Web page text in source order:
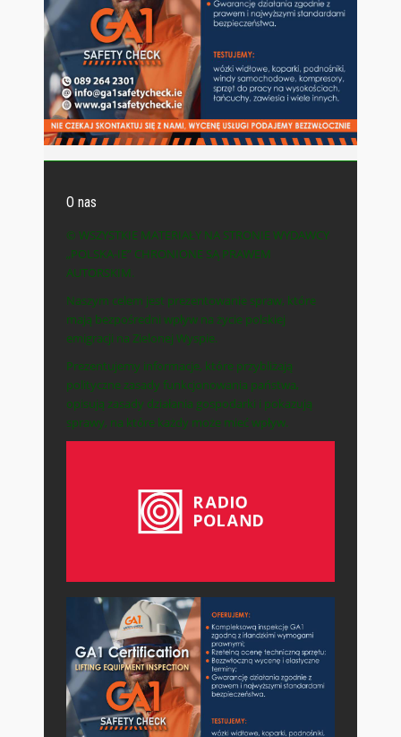
O nas
© WSZYSTKIE MATERIAŁY NA STRONIE WYDAWCY
„POLSKA-IE” CHRONIONE SĄ PRAWEM
AUTORSKIM.
Naszym celem jest prezentowanie spraw, które
mają bezpośredni wpływ na życie polskiej
emigracji na Zielonej Wyspie.
Prezentujemy informacje, które przybliżają
polityczne zasady funkcjonowania państwa,
opisują zasady działania gospodarki i pokazują
sprawy, na które każdy może mieć wpływ.